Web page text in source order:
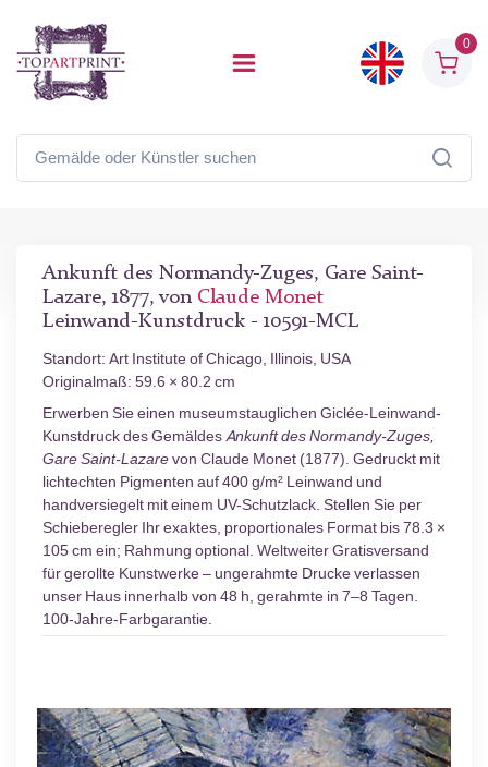
0
Ankunft des Normandy-Zuges, Gare Saint-
Lazare, 1877, von Claude Monet
Leinwand-Kunstdruck - 10591-MCL
Standort: Art Institute of Chicago, Illinois, USA
Originalmaß: 59.6 × 80.2 cm
Erwerben Sie einen museumstauglichen Giclée-Leinwand-
Kunstdruck des GemäldesAnkunft des Normandy-Zuges,
Gare Saint-Lazarevon Claude Monet (1877). Gedruckt mit
lichtechten Pigmenten auf 400 g/m² Leinwand und
handversiegelt mit einem UV-Schutzlack. Stellen Sie per
Schieberegler Ihr exaktes, proportionales Format bis 78.3 ×
105 cm ein; Rahmung optional. Weltweiter Gratisversand
für gerollte Kunstwerke – ungerahmte Drucke verlassen
unser Haus innerhalb von 48 h, gerahmte in 7–8 Tagen.
100-Jahre-Farbgarantie.